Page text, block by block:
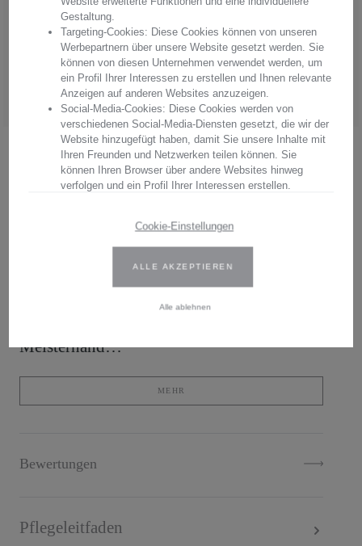
Arnstadt Kristall, überzeugen Sie sich von unserer Qualität.
Hersteller:Arnstadt Kristall GmbH
Anschrift: Bierweg 27, 99310 Arnstadt, Thüringen, Deutschland
E-Mail: verkauf@arnstadtkristall-shop.de
Tel. 0049 (0) 3628 - 66 00 33
Lassen Sie sich begeistern von diesen
Dresden Whiskygläsern aus dem Haus
Meisterhand…
MEHR
Bewertungen
Pflegeleitfaden
Gestaltung.
Targeting-Cookies: Diese Cookies können von unseren
Werbepartnern über unsere Website gesetzt werden. Sie
können von diesen Unternehmen verwendet werden, um
ein Profil Ihrer Interessen zu erstellen und Ihnen relevante
Anzeigen auf anderen Websites anzuzeigen.
Social-Media-Cookies: Diese Cookies werden von
verschiedenen Social-Media-Diensten gesetzt, die wir der
Website hinzugefügt haben, damit Sie unsere Inhalte mit
Ihren Freunden und Netzwerken teilen können. Sie
können Ihren Browser über andere Websites hinweg
verfolgen und ein Profil Ihrer Interessen erstellen.
Informationen finden Sie in unserer Datenschutzbestimmungen.
Geben Sie Ihre Zustimmung oder bearbeiten Sie die Cookie-
Einstellungen, um festzulegen, wie Ihre gesammelten Daten
verwendet werden können. Sie können Ihre Einwilligung jederzeit
Datenschutzbestimmungen.
Cookie-Einstellungen
Alle ablehnen
ALLE AKZEPTIEREN